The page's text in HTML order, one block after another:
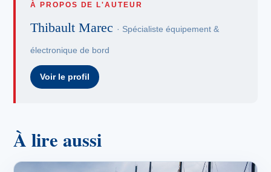
À PROPOS DE L'AUTEUR
Thibault Marec · Spécialiste équipement &
électronique de bord
Voir le profil
À lire aussi